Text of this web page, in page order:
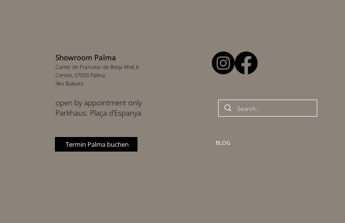
Showroom Palma
Carrer de Francesc de Borja Moll, 6
Centre, 07003 Palma
Illes Balears
open by appointment only
Parkhaus: Plaça d’Espanya
Termin Palma buchen BLOG